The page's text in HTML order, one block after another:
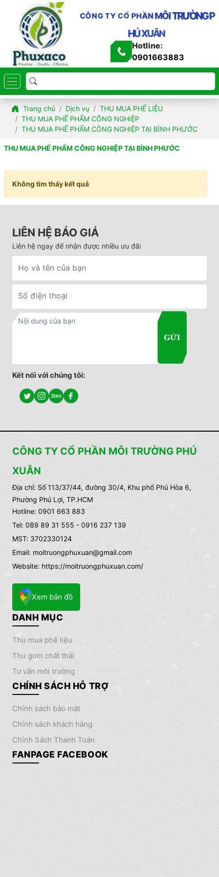
CÔNG TY CỔ PHẦN MÔITRƯỜNGP
HÚXUÂN
Hotline:
0901663883
Trang chủ Dịch vụ
THU MUA PHẾ LIỆU
THU MUA PHẾ PHẨM CÔNG NGHIỆP
THU MUA PHẾ PHẨM CÔNG NGHIỆP TẠI BÌNH PHƯỚC
THU MUA PHẾ PHẨM CÔNG NGHIỆP TẠI BÌNH PHƯỚC
Không tìm thấy kết quả
LIÊN HỆ BÁO GIÁ
Liên hệ ngay để nhận được nhiều ưu đãi
Kết nối với chúng tôi:
CÔNG TY CỔ PHẦN MÔI TRƯỜNG PHÚ
XUÂN
Địa chỉ: Số 113/37/44, đường 30/4, Khu phố Phú Hòa 6,
Phường Phú Lợi, TP.HCM
Hotline: 0901 663 883
Tel: 089 89 31 555 - 0916 237 139
MST: 3702330124
Email: moitruongphuxuan@gmail.com
Website: https://moitruongphuxuan.com/
Xem bản đồ
DANH MỤC
thu mua phế liệu
thu gom chất thải
tư vấn môi trường
CHÍNH SÁCH HỖ TRỢ
chính sách bảo mật
chính sách khách hàng
Chính Sách Thanh Toán
FANPAGE FACEBOOK